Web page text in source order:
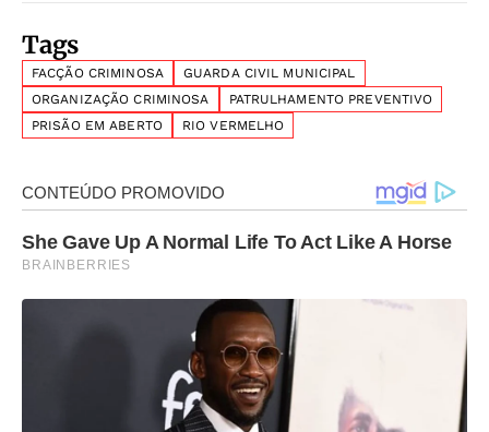
Tags
FACÇÃO CRIMINOSA
GUARDA CIVIL MUNICIPAL
ORGANIZAÇÃO CRIMINOSA
PATRULHAMENTO PREVENTIVO
PRISÃO EM ABERTO
RIO VERMELHO